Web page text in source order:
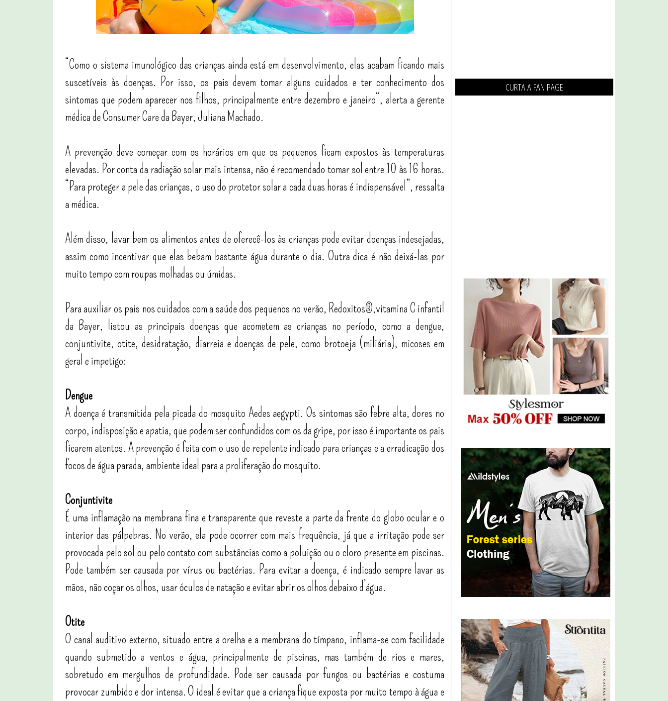
“Como o sistema imunológico das crianças ainda está em desenvolvimento, elas acabam ficando mais
suscetíveis às doenças. Por isso, os pais devem tomar alguns cuidados e ter conhecimento dos
sintomas que podem aparecer nos filhos, principalmente entre dezembro e janeiro“, alerta a gerente
médica de Consumer Care da Bayer, Juliana Machado.
A prevenção deve começar com os horários em que os pequenos ficam expostos às temperaturas
elevadas. Por conta da radiação solar mais intensa, não é recomendado tomar sol entre 10 às 16 horas.
“Para proteger a pele das crianças, o uso do protetor solar a cada duas horas é indispensável”, ressalta
a médica.
Além disso, lavar bem os alimentos antes de oferecê-los às crianças pode evitar doenças indesejadas,
assim como incentivar que elas bebam bastante água durante o dia. Outra dica é não deixá-las por
muito tempo com roupas molhadas ou úmidas.
Para auxiliar os pais nos cuidados com a saúde dos pequenos no verão, Redoxitos®,vitamina C infantil
da Bayer, listou as principais doenças que acometem as crianças no período, como a dengue,
conjuntivite, otite, desidratação, diarreia e doenças de pele, como brotoeja (miliária), micoses em
geral e impetigo:
Dengue
A doença é transmitida pela picada do mosquito Aedes aegypti. Os sintomas são febre alta, dores no
corpo, indisposição e apatia, que podem ser confundidos com os da gripe, por isso é importante os pais
ficarem atentos. A prevenção é feita com o uso de repelente indicado para crianças e a erradicação dos
focos de água parada, ambiente ideal para a proliferação do mosquito.
Conjuntivite
É uma inflamação na membrana fina e transparente que reveste a parte da frente do globo ocular e o
interior das pálpebras. No verão, ela pode ocorrer com mais frequência, já que a irritação pode ser
provocada pelo sol ou pelo contato com substâncias como a poluição ou o cloro presente em piscinas.
Pode também ser causada por vírus ou bactérias. Para evitar a doença, é indicado sempre lavar as
mãos, não coçar os olhos, usar óculos de natação e evitar abrir os olhos debaixo d’água.
Otite
O canal auditivo externo, situado entre a orelha e a membrana do tímpano, inflama-se com facilidade
quando submetido a ventos e água, principalmente de piscinas, mas também de rios e mares,
sobretudo em mergulhos de profundidade. Pode ser causada por fungos ou bactérias e costuma
provocar zumbido e dor intensa. O ideal é evitar que a criança fique exposta por muito tempo à água e
CURTA A FAN PAGE